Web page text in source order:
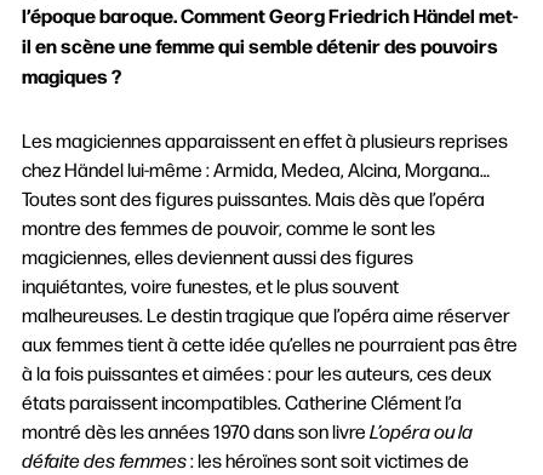
l’époque baroque. Comment Georg Friedrich Händel met-
il en scène une femme qui semble détenir des pouvoirs
magiques ?
Les magiciennes apparaissent en effet à plusieurs reprises
chez Händel lui-même : Armida, Medea, Alcina, Morgana…
Toutes sont des figures puissantes. Mais dès que l’opéra
montre des femmes de pouvoir, comme le sont les
magiciennes, elles deviennent aussi des figures
inquiétantes, voire funestes, et le plus souvent
malheureuses. Le destin tragique que l’opéra aime réserver
aux femmes tient à cette idée qu’elles ne pourraient pas être
à la fois puissantes et aimées : pour les auteurs, ces deux
états paraissent incompatibles. Catherine Clément l’a
montré dès les années 1970 dans son livreL’opéra ou la
défaite des femmes: les héroïnes sont soit victimes de